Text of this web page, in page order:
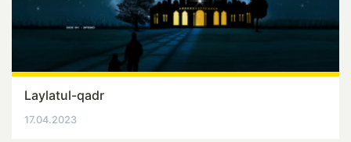
Laylatul-qadr
17.04.2023